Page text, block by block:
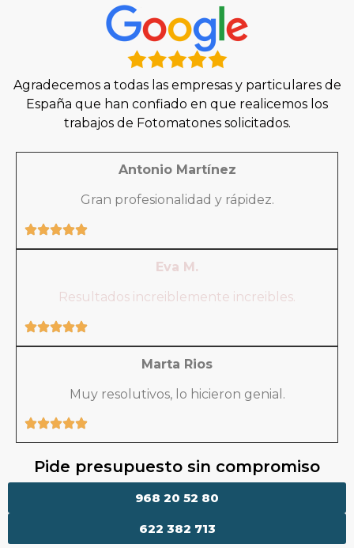
Agradecemos a todas las empresas y particulares de
España que han confiado en que realicemos los
trabajos de Fotomatones solicitados.
Antonio Martínez
Gran profesionalidad y rápidez.
Eva M.
Resultados increiblemente increibles.
Marta Rios
Muy resolutivos, lo hicieron genial.
Pide presupuesto sin compromiso
622 382 713
968 20 52 80